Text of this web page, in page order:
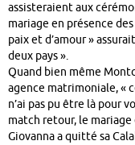
assisteraient aux
mariage en présence
paix et d’amour »
deux pays ».
Quand bien même
agence matrimoniale, «
n’ai pas pu être là pour
match retour, le mariage
Giovanna a quitté sa